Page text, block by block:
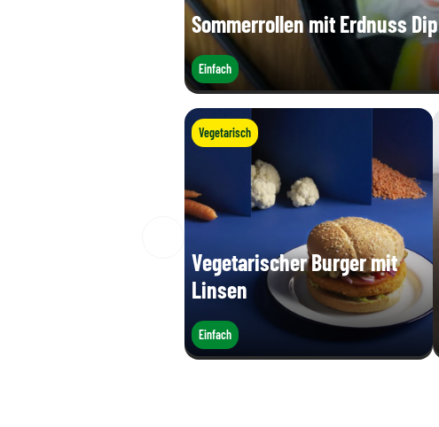
Sommerrollen mit Erdnuss Dip
Einfach
Vegetarisch
Vegetarischer Burger mit
Linsen
Einfach